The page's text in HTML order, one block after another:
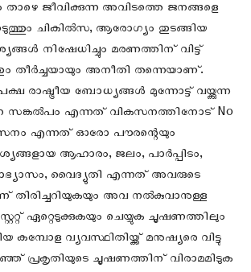
ജീവിക്കുന്ന അവിടത്തെ ജനങ്ങളെ
ചികിൽസ, ആരോഗ്യം തുടങ്ങിയ
നിഷേധിച്ചും മരണത്തിന് വിട്ട്
തീർച്ചയായും അനീതി തന്നെയാണ്.
രാഷ്ട്രീയ ബോധ്യങ്ങൾ മുന്നോട്ട് വയ്ക്കുന്ന
സങ്കൽപം എന്നത് വികസനത്തിനോട് No
എന്നത് ഓരോ പൗരന്റെയും
ആഹാരം, ജലം, പാർപ്പിടം,
വൈദ്യുതി എന്നത് അവരുടെ
തിരിച്ചറിയുകയും അവ നൽകുവാനുള്ള
ഏറ്റെടുക്കുകയും ചെയ്യുക ചൂഷണത്തിലും
കമ്പോള വ്യവസ്ഥിതിയ്ക്ക് മനുഷ്യരെ വിട്ടു
പ്രകൃതിയുടെ ചൂഷണത്തിന് വിരാമമിടുക